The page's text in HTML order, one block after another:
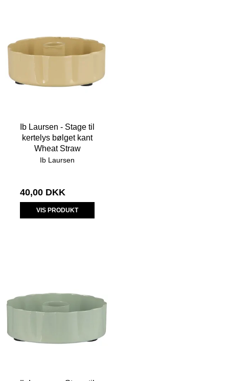
Ib Laursen - Stage til
kertelys bølget kant
Wheat Straw
Ib Laursen
40,00 DKK
VIS PRODUKT